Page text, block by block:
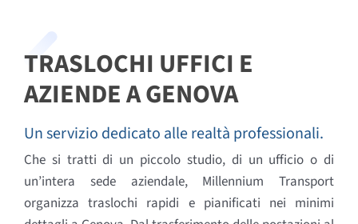
TRASLOCHI UFFICI E
AZIENDE A GENOVA
Un servizio dedicato alle realtà professionali.
Che si tratti di un piccolo studio, di un ufficio o di
un’intera sede aziendale, Millennium Transport
organizza traslochi rapidi e pianificati nei minimi